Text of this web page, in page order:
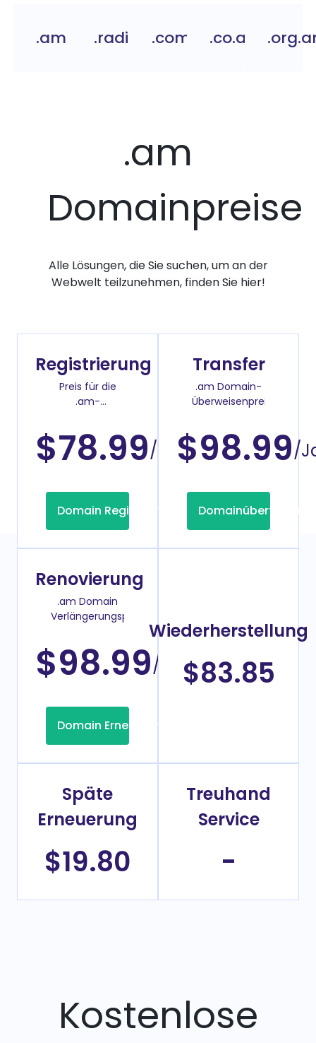
.am .radio.am.com.am.co.am
.am
Domainpreise
Alle Lösungen, die Sie suchen, um an der
Webwelt teilzunehmen, finden Sie hier!
Registrierung
Preis für die
.am-
$78.99/Jahr
Domain Registrierung
Transfer
.am Domain-
Überweisenpreis
$98.99/
Domainübertragung
Renovierung
.am Domain
Verlängerungspreis
$98.99/Jahr
Domain Erneuerung
Wiederherstellung
$83.85
Späte
Erneuerung
$19.80
Treuhand
Service
-
Kostenlose